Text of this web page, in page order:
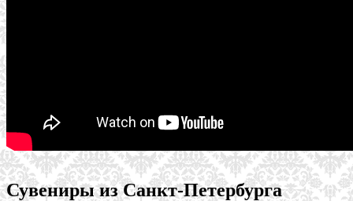
Сувениры из Санкт-Петербурга